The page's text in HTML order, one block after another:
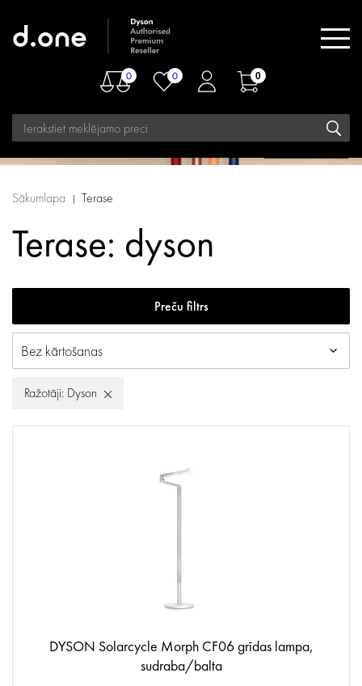
0 0 0
Sākumlapa Terase
Terase: dyson
Preču filtrs
Ražotāji: Dyson
DYSON Solarcycle Morph CF06 grīdas lampa,
sudraba/balta